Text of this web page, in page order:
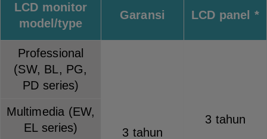
LCD monitor
model/type
Garansi LCD panel *
Professional
(SW, BL, PG,
PD series)
3 tahun
3 tahun
Multimedia (EW,
EL series)